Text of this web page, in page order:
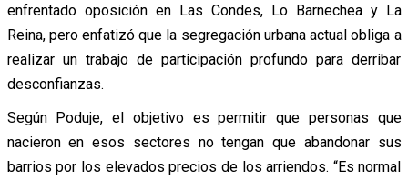
enfrentado oposición en Las Condes, Lo Barnechea y La
Reina, pero enfatizó que la segregación urbana actual obliga a
realizar un trabajo de participación profundo para derribar
desconfianzas.
Según Poduje, el objetivo es permitir que personas que
nacieron en esos sectores no tengan que abandonar sus
barrios por los elevados precios de los arriendos. “Es normal